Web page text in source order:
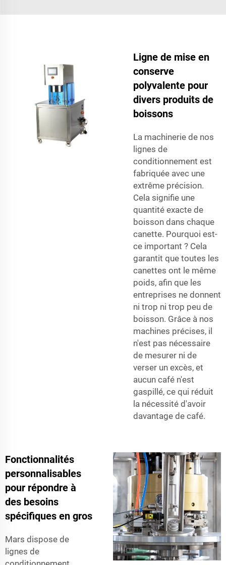
Ligne de mise en
conserve
polyvalente pour
divers produits de
boissons
La machinerie de nos
lignes de
conditionnement est
fabriquée avec une
extrême précision.
Cela signifie une
quantité exacte de
boisson dans chaque
canette. Pourquoi est-
ce important ? Cela
garantit que toutes les
canettes ont le même
poids, afin que les
entreprises ne donnent
ni trop ni trop peu de
boisson. Grâce à nos
machines précises, il
n'est pas nécessaire
de mesurer ni de
verser un excès, et
aucun café n'est
gaspillé, ce qui réduit
la nécessité d'avoir
davantage de café.
Fonctionnalités
personnalisables
pour répondre à
des besoins
spécifiques en gros
Mars dispose de
lignes de